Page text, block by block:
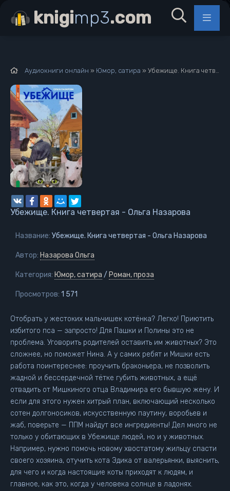
Аудиокниги онлайн » Юмор, сатира » Убежище. Книга четвертая - Ольга Назарова
Убежище. Книга четвертая - Ольга Назарова
Название: Убежище. Книга четвертая - Ольга Назарова
Автор: Назарова Ольга
Категория: Юмор, сатира / Роман, проза
Просмотров: 1 571
Отобрать у жестоких мальчишек котёнка? Легко! Приютить
избитого пса — запросто! Для Пашки и Полины это не
проблема. Уговорить родителей оставить им животных? Это
сложнее, но поможет Нина. А у самих ребят и Мишки есть
работа поинтереснее: проучить браконьера, не позволить
жадной и бессердечной тётке губить животных, а ещё
отвадить от Мишкиного отца Владимира его бывшую жену. И
если для этого нужен хитрый план, включающий несколько
сотен долгоносиков, искусственную паутину, воробьев и
жаб, поверьте — ППМ найдут все ингредиенты! Дел много не
только у обитающих в Убежище людей, но и у животных.
Например, нужно помочь новому хвостатому жильцу спасти
своего хозяина, отучить кота Эдика от валерьянки, выяснить,
для чего и когда настоящие коты приходят к людям, и
главное, как это, когда у человека солнце в ладонях.
knigimp3.com